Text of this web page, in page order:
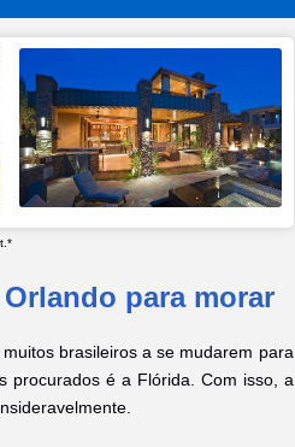
para morar
brasileiros a se mudarem para
procurados é a Flórida. Com isso, a